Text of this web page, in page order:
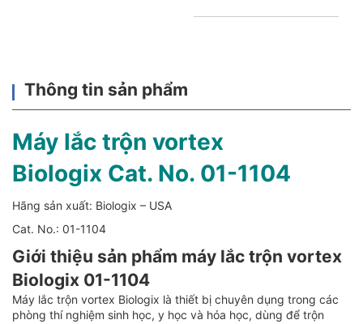
Thông tin sản phẩm
Máy lắc trộn vortex
Biologix Cat. No. 01-1104
Hãng sản xuất: Biologix – USA
Cat. No.: 01-1104
Giới thiệu sản phẩm máy lắc trộn vortex
Biologix 01-1104
Máy lắc trộn vortex Biologix là thiết bị chuyên dụng trong các
phòng thí nghiệm sinh học, y học và hóa học, dùng để trộn